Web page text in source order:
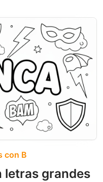
con B
letras grandes